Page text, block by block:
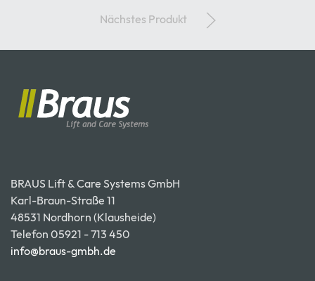
Nächstes Produkt
BRAUS Lift & Care Systems GmbH
Karl-Braun-Straße 11
48531 Nordhorn (Klausheide)
Telefon 05921 - 713 450
info@braus-gmbh.de